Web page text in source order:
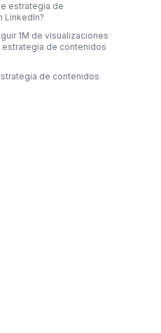
estrategia de
LinkedIn?
1M de visualizaciones
estrategia de contenidos
de contenidos